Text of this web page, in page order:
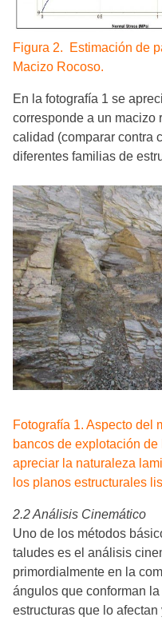
Figura 2. Estimación de
Macizo Rocoso.
En la fotografía 1 se
corresponde a un macizo
calidad (comparar contra
diferentes familias de
Fotografía 1. Aspecto del
bancos de explotación
apreciar la naturaleza
los planos estructurales
2.2 Análisis Cinemático
Uno de los métodos
taludes es el análisis
primordialmente en la
ángulos que conforman
estructuras que lo